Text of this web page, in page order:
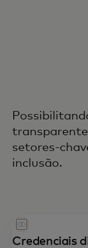
setores-
inclusão.
Credenciais